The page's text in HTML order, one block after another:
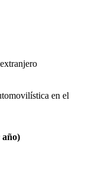
en el
año)